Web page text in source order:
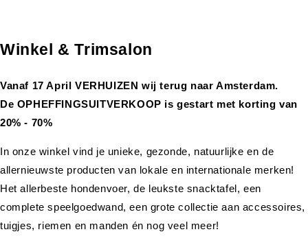
Winkel & Trimsalon
Vanaf 17 April VERHUIZEN wij terug naar Amsterdam.
De OPHEFFINGSUITVERKOOP is gestart met korting van
20% - 70%
In onze winkel vind je unieke, gezonde, natuurlijke en de
allernieuwste producten van lokale en internationale merken!
Het allerbeste hondenvoer, de leukste snacktafel, een
complete speelgoedwand, een grote collectie aan accessoires,
tuigjes, riemen en manden én nog veel meer!